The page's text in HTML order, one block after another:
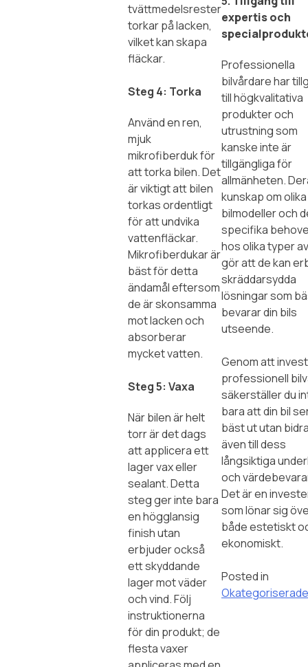
tvättmedelsrester
torkar på lacken,
vilket kan skapa
fläckar.
Steg 4: Torka
Använd en ren,
mjuk
mikrofiberduk för
att torka bilen. Det
är viktigt att bilen
torkas ordentligt
för att undvika
vattenfläckar.
Mikrofiberdukar är
bäst för detta
ändamål eftersom
de är skonsamma
mot lacken och
absorberar
mycket vatten.
Steg 5: Vaxa
När bilen är helt
torr är det dags
att applicera ett
lager vax eller
sealant. Detta
steg ger inte bara
en högglansig
finish utan
erbjuder också
ett skyddande
lager mot väder
och vind. Följ
instruktionerna
för din produkt; de
flesta vaxer
expertis och
Professionella
bilvårdare har
till högkvalitativa
produkter och
utrustning som
kanske inte är
tillgängliga för
allmänheten.
kunskap om olika
bilmodeller och
specifika
hos olika typer
gör att de kan
skräddarsydda
lösningar som
bevarar din bils
utseende.
Genom att
professionell
säkerställer du
bara att din bil
bäst ut utan
även till dess
långsiktiga
och
Det är en
som lönar sig
både estetiskt
ekonomiskt.
Posted in
Okategoriserade